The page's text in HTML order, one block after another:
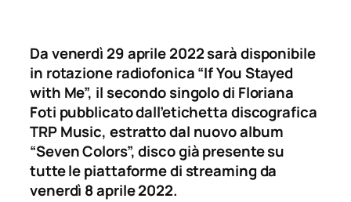
Da venerdì 29 aprile 2022 sarà disponibile
in rotazione radiofonica “If You Stayed
with Me”, il secondo singolo di Floriana
Foti pubblicato dall’etichetta discografica
TRP Music, estratto dal nuovo album
“Seven Colors”, disco già presente su
tutte le piattaforme di streaming da
venerdì 8 aprile 2022.